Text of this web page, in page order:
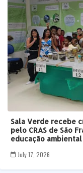
Sala Verde recebe
pelo CRAS de São
educação ambiental
July 17, 2026